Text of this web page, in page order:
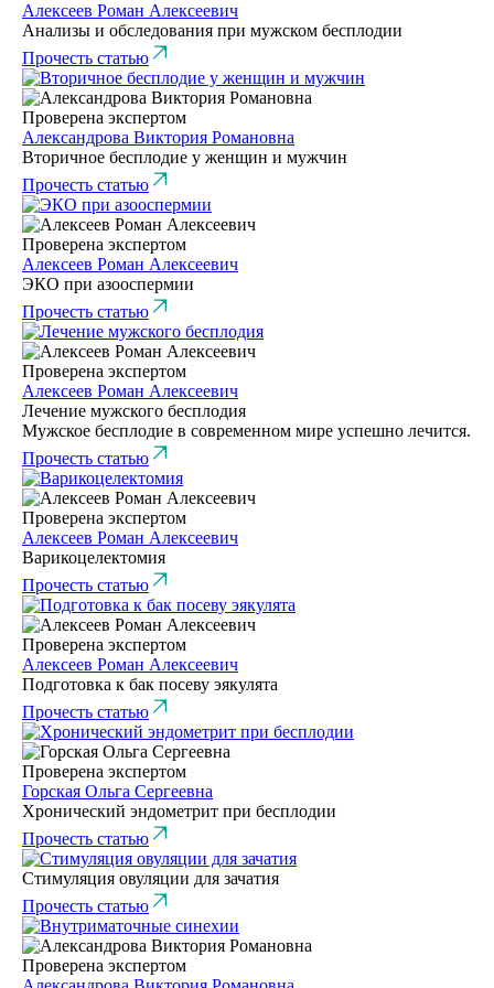
Алексеев Роман Алексеевич
Анализы и обследования при мужском бесплодии
Прочесть статью
Проверена экспертом
Александрова Виктория Романовна
Вторичное бесплодие у женщин и мужчин
Прочесть статью
Проверена экспертом
Алексеев Роман Алексеевич
ЭКО при азооспермии
Прочесть статью
Проверена экспертом
Алексеев Роман Алексеевич
Лечение мужского бесплодия
Мужское бесплодие в современном мире успешно лечится.
Прочесть статью
Проверена экспертом
Алексеев Роман Алексеевич
Варикоцелектомия
Прочесть статью
Проверена экспертом
Алексеев Роман Алексеевич
Подготовка к бак посеву эякулята
Прочесть статью
Проверена экспертом
Горская Ольга Сергеевна
Хронический эндометрит при бесплодии
Прочесть статью
Стимуляция овуляции для зачатия
Прочесть статью
Проверена экспертом